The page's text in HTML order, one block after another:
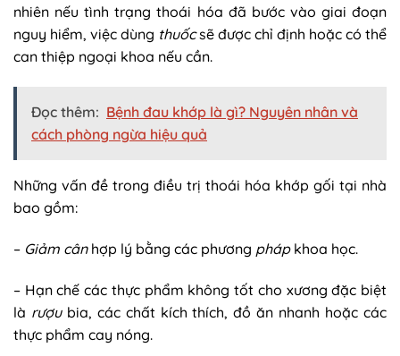
nhiên nếu tình trạng thoái hóa đã bước vào giai đoạn
nguy hiểm, việc dùng thuốcsẽ được chỉ định hoặc có thể
can thiệp ngoại khoa nếu cần.
Đọc thêm: Bệnh đau khớp là gì? Nguyên nhân và
cách phòng ngừa hiệu quả
Những vấn đề trong điều trị thoái hóa khớp gối tại nhà
bao gồm:
– Giảm cân hợp lý bằng các phương pháp khoa học.
– Hạn chế các thực phẩm không tốt cho xương đặc biệt
là rượu bia, các chất kích thích, đồ ăn nhanh hoặc các
thực phẩm cay nóng.